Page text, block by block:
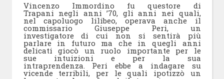
Vincenzo Immordino fu questore di
Trapani negli anni ’70, gli anni nei quali,
nel capoluogo lilibeo, operava anche il
commissario Giuseppe Peri, un
investigatore di cui non si sentirà più
parlare in futuro ma che in quegli anni
delicati giocò un ruolo importante per le
sue intuizioni e per la sua
intraprendenza. Peri ebbe a indagare su
vicende terribili, per le quali ipotizzò un